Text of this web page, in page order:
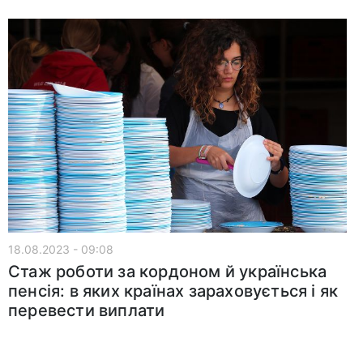
18.08.2023 - 09:08
Стаж роботи за кордоном й українська
пенсія: в яких країнах зараховується і як
перевести виплати